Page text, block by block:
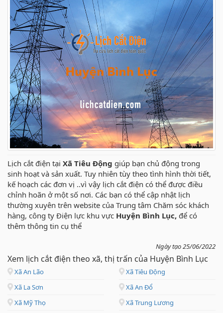
Lịch cắt điện tại Xã Tiêu Động giúp bạn chủ động trong
sinh hoạt và sản xuất. Tuy nhiên tùy theo tình hình thời tiết,
kế hoạch các đơn vị ..vì vậy lịch cắt điện có thể được điều
chỉnh hoãn ở một số nơi. Các bạn có thể cập nhật lịch
thường xuyên trên website của Trung tâm Chăm sóc khách
hàng, công ty Điện lực khu vực Huyện Bình Lục, để có
thêm thông tin cụ thể
Ngày tạo 25/06/2022
Xem lịch cắt điện theo xã, thị trấn của Huyện Bình Lục
Xã An Lão
Xã Tiêu Động
Xã La Sơn
Xã An Đổ
Xã Mỹ Thọ
Xã Trung Lương